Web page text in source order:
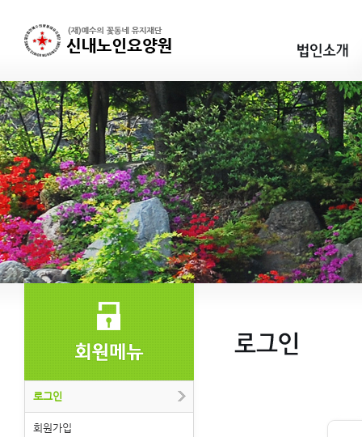
로그인
회원가입